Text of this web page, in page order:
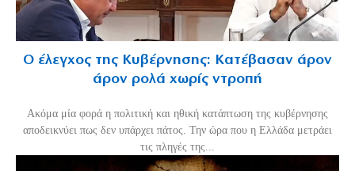
Ο έλεγχος της Κυβέρνησης: Κατέβασαν άρον
άρον ρολά χωρίς ντροπή
Ακόμα μία φορά η πολιτική και ηθική κατάπτωση της κυβέρνησης
αποδεικνύει πως δεν υπάρχει πάτος. Την ώρα που η Ελλάδα μετράει
τις πληγές της...